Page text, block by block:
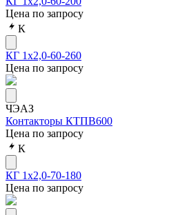
Цена по запросу
К
КГ 1х2,0-60-260
Цена по запросу
ЧЭАЗ
Контакторы КТПВ600
Цена по запросу
К
КГ 1х2,0-70-180
Цена по запросу